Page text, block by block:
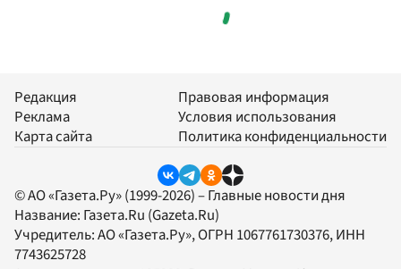
Редакция
Реклама
Карта сайта
Правовая информация
Условия использования
Политика конфиденциальности
© АО «Газета.Ру» (1999-2026) – Главные новости дня
Название: Газета.Ru (Gazeta.Ru)
Учредитель:АО «Газета.Ру», ОГРН 1067761730376, ИНН
7743625728